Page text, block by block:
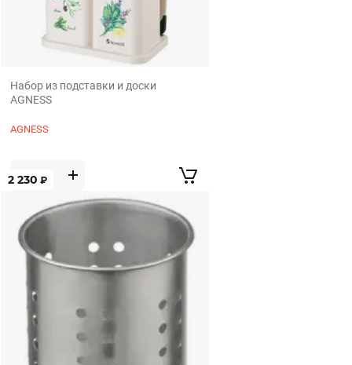
Набор из подставки и доски
AGNESS
AGNESS
2 230 ₽